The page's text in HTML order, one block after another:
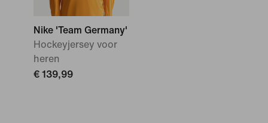
Nike 'Team Germany'
Hockeyjersey voor
heren
€ 139,99